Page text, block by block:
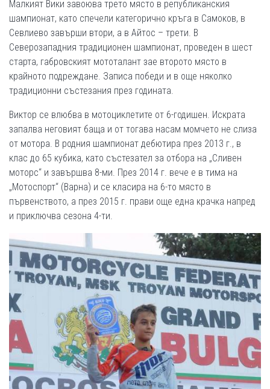
Малкият Вики завоюва трето място в републиканския
шампионат, като спечели категорично кръга в Самоков, в
Севлиево завърши втори, а в Айтос – трети. В
Северозападния традиционен шампионат, проведен в шест
старта, габровският мототалант зае второто място в
крайното подреждане. Записа победи и в още няколко
традиционни състезания през годината.
Виктор се влюбва в мотоциклетите от 6-годишен. Искрата
запалва неговият баща и от тогава насам момчето не слиза
от мотора. В родния шампионат дебютира през 2013 г., в
клас до 65 кубика, като състезател за отбора на „Сливен
моторс“ и завършва 8-ми. През 2014 г. вече е в тима на
„Мотоспорт“ (Варна) и се класира на 6-то място в
първенството, а през 2015 г. прави още една крачка напред
и приключва сезона 4-ти.